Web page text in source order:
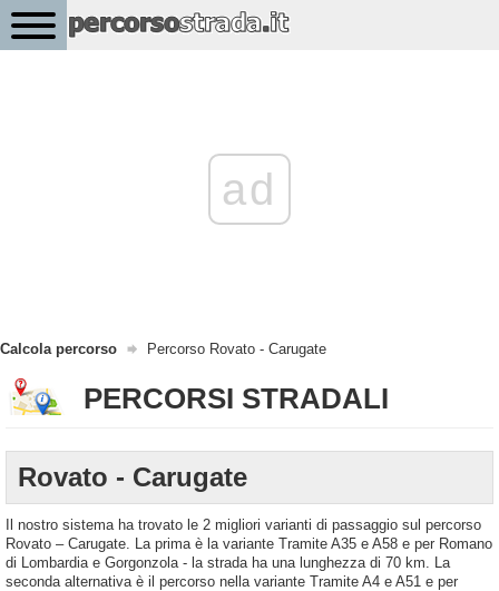
ad
Calcola percorso Percorso Rovato - Carugate
PERCORSI STRADALI
Rovato - Carugate
Il nostro sistema ha trovato le 2 migliori varianti di passaggio sul percorso
Rovato – Carugate. La prima è la variante Tramite A35 e A58 e per Romano
di Lombardia e Gorgonzola - la strada ha una lunghezza di 70 km. La
seconda alternativa è il percorso nella variante Tramite A4 e A51 e per